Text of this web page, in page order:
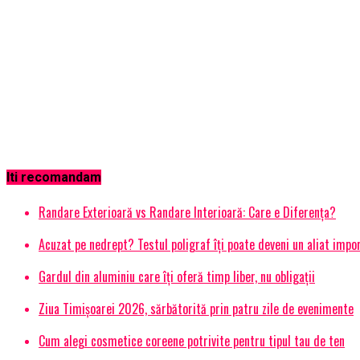
Iti recomandam
Randare Exterioară vs Randare Interioară: Care e Diferența?
Acuzat pe nedrept? Testul poligraf îţi poate deveni un aliat
Gardul din aluminiu care îți oferă timp liber, nu obligații
Ziua Timișoarei 2026, sărbătorită prin patru zile de evenimente
Cum alegi cosmetice coreene potrivite pentru tipul tau de ten